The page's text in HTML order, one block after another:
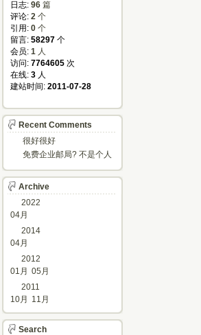
日志: 96 篇
评论: 2 个
引用: 0 个
留言: 58297 个
会员: 1 人
访问: 7764605 次
在线: 3 人
建站时间: 2011-07-28
Recent Comments
很好很好
免费企业邮局? 不是个人
Archive
2022
04月
2014
04月
2012
01月 05月
2011
10月
11月
Search